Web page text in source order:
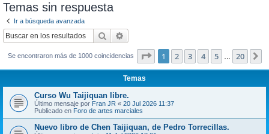
Temas sin respuesta
Ir a búsqueda avanzada
Buscar
Se encontraron más de 1000 coincidencias Página de 20
1 2 3 4 5 20
Temas
Curso Wu Taijiquan libre.
Último mensaje por Fran JR « 20 Jul 2026 11:37
Publicado en Foro de artes marciales
Nuevo libro de Chen Taijiquan, de Pedro Torrecillas.